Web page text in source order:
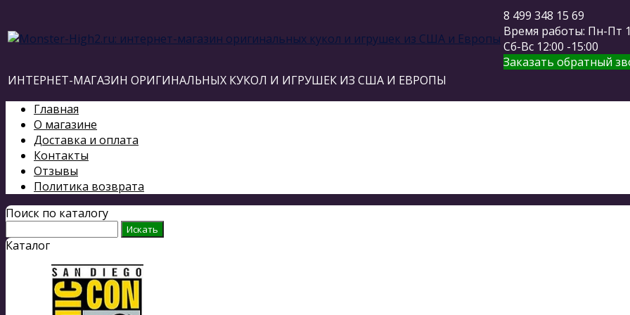
8 499 348 15 69
Время работы: Пн-Пт
Сб-Вс 12:00 -15:00
Заказать обратный
ИНТЕРНЕТ-МАГАЗИН ОРИГИНАЛЬНЫХ КУКОЛ И ИГРУШЕК ИЗ США И ЕВРОПЫ
Главная
О магазине
Доставка и оплата
Контакты
Отзывы
Политика возврата
Поиск по каталогу
Каталог